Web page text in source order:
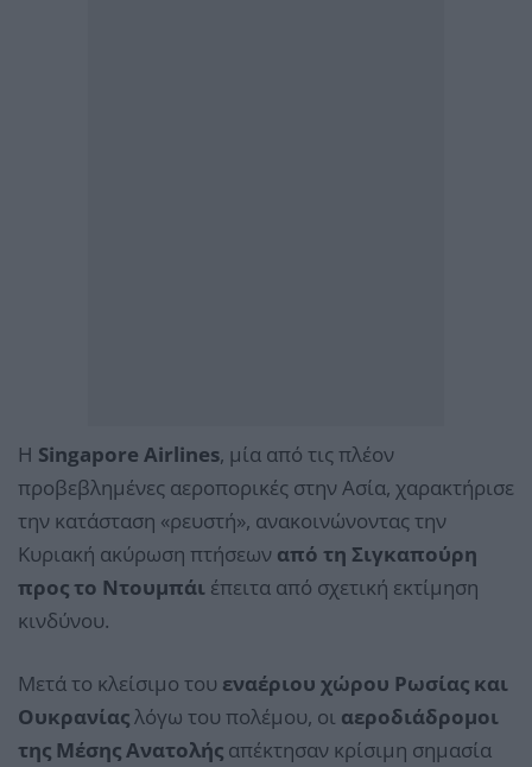
Η Singapore Airlines, μία από τις πλέον
προβεβλημένες αεροπορικές στην Ασία, χαρακτήρισε
την κατάσταση «ρευστή», ανακοινώνοντας την
Κυριακή ακύρωση πτήσεων από τη Σιγκαπούρη
προς το Ντουμπάι έπειτα από σχετική εκτίμηση
κινδύνου.
Μετά το κλείσιμο του εναέριου χώρου Ρωσίας και
Ουκρανίαςλόγω του πολέμου, οι αεροδιάδρομοι
της Μέσης Ανατολής απέκτησαν κρίσιμη σημασία